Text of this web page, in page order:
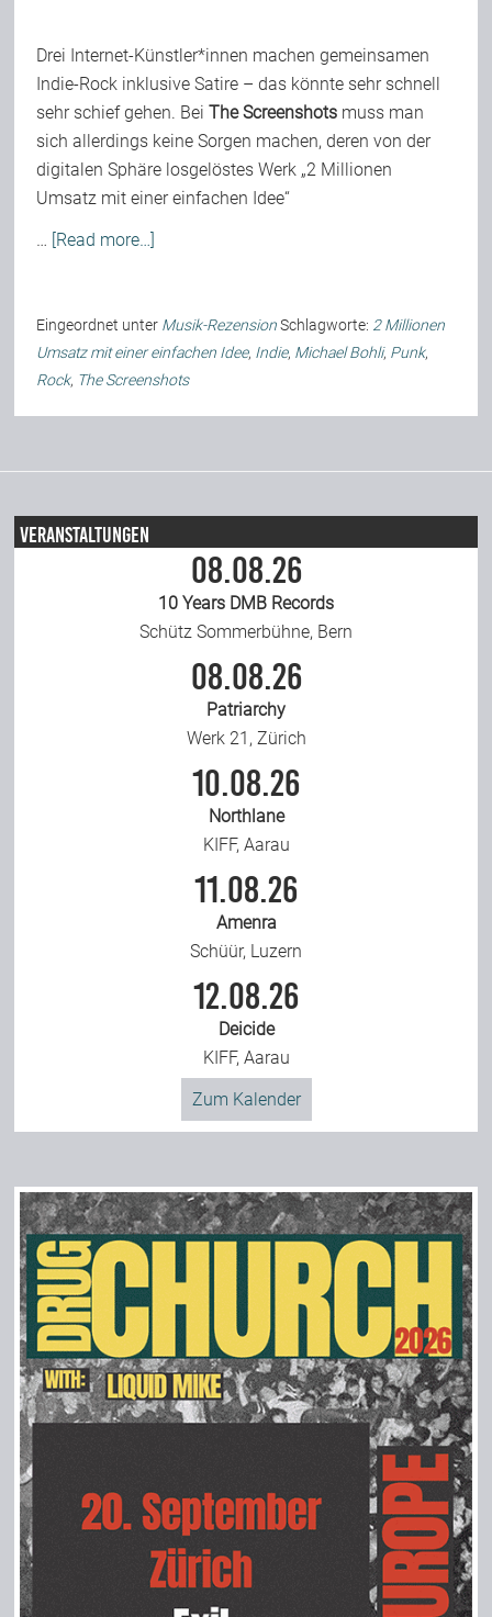
Kontakt
Team
Join Us
Support Us
Drei Internet-Künstler*innen machen gemeinsamen
Indie-Rock inklusive Satire – das könnte sehr schnell
sehr schief gehen. BeiThe Screenshots muss man
sich allerdings keine Sorgen machen, deren von der
digitalen Sphäre losgelöstes Werk „2 Millionen
Umsatz mit einer einfachen Idee“
… [Read more…]
Eingeordnet unter Musik-Rezension Schlagworte: 2 Millionen
Umsatz mit einer einfachen Idee, Indie, Michael Bohli, Punk,
Rock, The Screenshots
Veranstaltungen
08.08.26
10 Years DMB Records
Schütz Sommerbühne, Bern
08.08.26
Patriarchy
Werk 21, Zürich
10.08.26
Northlane
KIFF, Aarau
11.08.26
Amenra
Schüür, Luzern
12.08.26
Deicide
KIFF, Aarau
Zum Kalender